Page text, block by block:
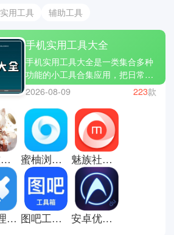
实用工具 辅助工具
手机实用工具大全
手机实用工具大全是一类集合多种
功能的小工具合集应用，把日常生
活中常用的功能集中在一个软件
里，比如计算器、手电筒、单位换
算、图片压缩、二维码扫描等。用
户不需要单独下载多个应用，一个
工具包就能满足很多临时需求。它
的优势在于轻便和实用，打开就能
用，操作也很简单，适合不想手机
装太多软件的人使用。在学习、工
作或日常生活中，都能起到提高效
率的作用，让一些小问题快速解
决。这里有些手机实用工具大全推
荐；QQ输入法，谷歌浏览器和全
2026-08-09 223款
子御软件仓库 蜜柚浏览器 魅族社区flyme
360清理大师手机版 图吧工具箱手机版 安卓优化大师手机版